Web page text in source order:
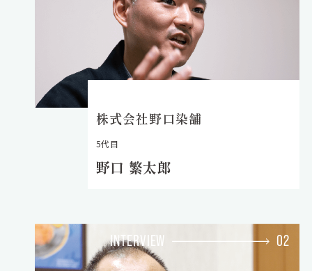
株式会社野口染舗
5代目
野口 繁太郎
INTERVIEW 02